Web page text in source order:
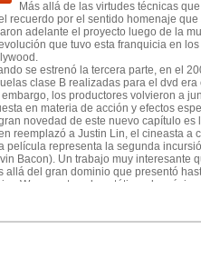
escenas "retocadas" de Paul Walker
al final de todo es genial. Le
entrega. Pero aplaudo de pie
el homenaje se lo hicieron en la
verla en el Imax y fue una
propio.
le podrás encontrar alguna
que arrancó hace más de 10 años y
Más allá de las virtudes técnicas
recuerdo por el sentido homenaje
adelante el proyecto luego de la
que tuvo esta franquicia en
se estrenó la tercera parte, en el
clase B realizadas para el dvd
los productores volvieron a
en materia de acción y efectos
novedad de este nuevo capítulo
reemplazó a Justin Lin, el cineasta a
película representa la segunda
Bacon). Un trabajo muy interesante
allá del gran dominio que presentó
Wan mantuvo la estética y la
la calidad de las secuencias de
de entrada, en los primeros minutos, la
(el pueblo cinéfilo siempre lo llamará